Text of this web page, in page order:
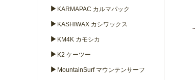
▶ KARMAPAC カルマパック
▶ KASHIWAX カシワックス
▶ KM4K カモシカ
▶ K2 ケーツー
▶ MountainSurf マウンテンサーフ